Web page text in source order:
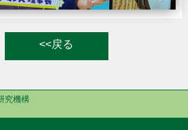
<<戻る
究機構